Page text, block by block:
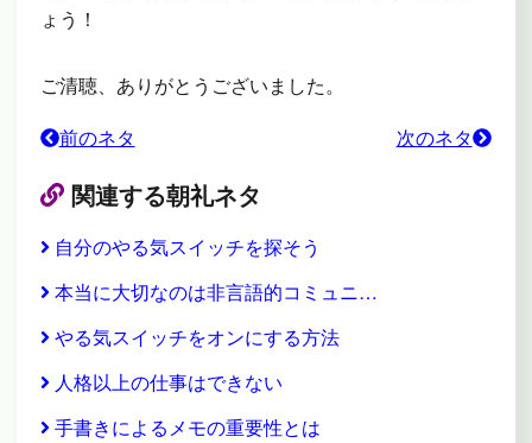
ょう！
ご清聴、ありがとうございました。
前のネタ
次のネタ
関連する朝礼ネタ
自分のやる気スイッチを探そう
本当に大切なのは非言語的コミュニ…
やる気スイッチをオンにする方法
人格以上の仕事はできない
手書きによるメモの重要性とは